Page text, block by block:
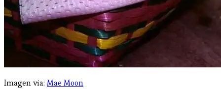
Imagen via: Mae Moon